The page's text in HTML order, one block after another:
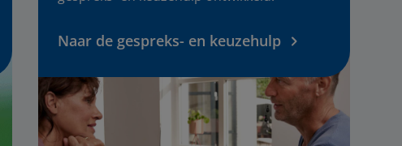
Naar de gespreks- en keuzehulp